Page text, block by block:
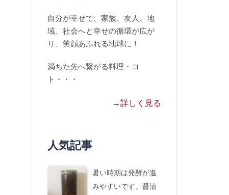
自分が幸せで、家族、友人、地
域、社会へと幸せの循環が広が
り、笑顔あふれる地球に！
満ちた先へ繋がる料理・コ
ト・・・
→詳しく見る
人気記事
暑い時期は発酵が進
みやすいです。醤油